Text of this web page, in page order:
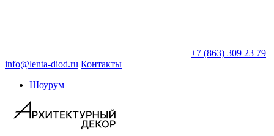
+7 (863) 309 23 79
info@lenta-diod.ru Контакты
Шоурум